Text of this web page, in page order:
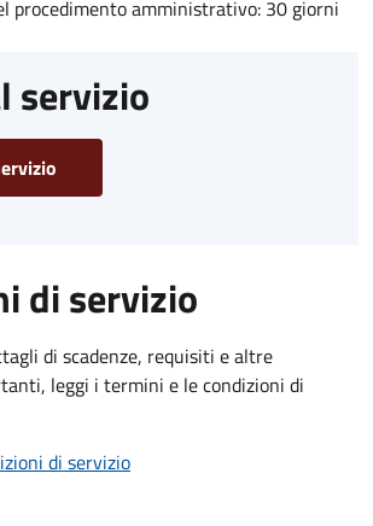
procedimento amministrativo: 30 giorni
servizio
di servizio
di scadenze, requisiti e altre
leggi i termini e le condizioni di
di servizio